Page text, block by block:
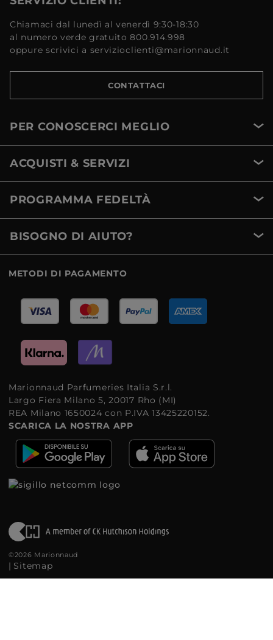
Chiamaci dal lunedì al venerdì 9:30-18:30
al numero verde gratuito 800.914.998
oppure scrivici a servizioclienti@marionnaud.it
CONTATTACI
PER CONOSCERCI MEGLIO
ACQUISTI & SERVIZI
PROGRAMMA FEDELTÀ
BISOGNO DI AIUTO?
METODI DI PAGAMENTO
Marionnaud Parfumeries Italia S.r.l.
Largo Fiera Milano 5, 20017 Rho (MI)
REA Milano 1650024 con P.IVA 13425220152.
SCARICA LA NOSTRA APP
©2026 Marionnaud
| Sitemap